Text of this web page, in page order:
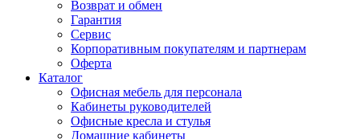
Возврат и обмен
Гарантия
Сервис
Корпоративным покупателям и партнерам
Оферта
Каталог
Офисная мебель для персонала
Кабинеты руководителей
Офисные кресла и стулья
Домашние кабинеты